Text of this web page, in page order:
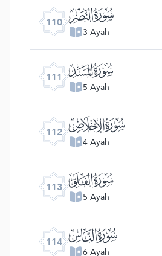
110 ﰛ
3 Ayah
111 ﰜ
5 Ayah
112 ﰝ
4 Ayah
113 ﰞ
5 Ayah
114 ﰟ
6 Ayah